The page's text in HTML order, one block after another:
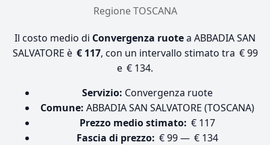
Regione TOSCANA
Il costo medio di Convergenza ruotea ABBADIA SAN
SALVATORE è € 117, con un intervallo stimato tra € 99
e € 134.
Servizio: Convergenza ruote
Comune: ABBADIA SAN SALVATORE (TOSCANA)
Prezzo medio stimato: € 117
Fascia di prezzo: € 99 — € 134